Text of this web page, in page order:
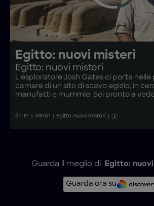
Egitto: nuovi misteri
Egitto: nuovi misteri
L'esploratore Josh Gates ci porta
camere di un sito di scavo egizio, in
manufatti e mummie. Sei pronto a
S1 : E1 44min Egitto: nuovi misteri
Guarda il meglio di Egitto:
Guarda ora su